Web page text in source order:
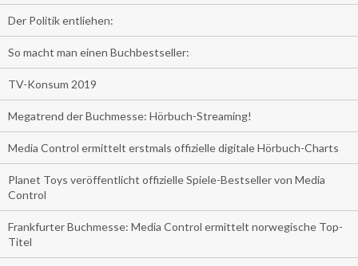
Der Politik entliehen:
So macht man einen Buchbestseller:
TV-Konsum 2019
Megatrend der Buchmesse: Hörbuch-Streaming!
Media Control ermittelt erstmals offizielle digitale Hörbuch-Charts
Planet Toys veröffentlicht offizielle Spiele-Bestseller von Media
Control
Frankfurter Buchmesse: Media Control ermittelt norwegische Top-
Titel